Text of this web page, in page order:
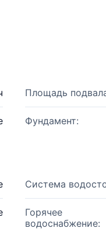
Площадь
Фундамент:
Система
Горячее
водоснабжение: